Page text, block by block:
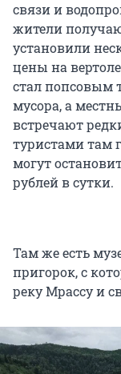
связи и
жители
установили
цены на
стал попсовым
мусора, а
встречают
туристами там
могут
рублей в сутки.
Там же есть
пригорок, с
реку Мрассу и